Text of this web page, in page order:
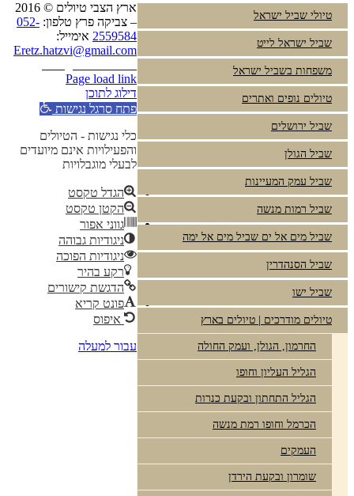
טיולי שביל ישראל
שביל ישראל לייט
משפחות בשביל ישראל
טיולים נופים ואתרים
שביל ירושלים
שביל הגולן
שביל עמק המעיינות
שביל רמות מנשה
שביל מים אל ים שביל מים אל ימה
שביל הסנהדרין
שביל ישו
טיולים מודרכים | טיולים בארץ
החרמון, הגולן, ועמק החולה
הגליל העליון וחופו
הגליל התחתון ובקעת כנרות
הכרמל וחופו רמת מנשה
העמקים
שומרון ובקעת הירדן
ארץ הצבי טיולים © 2016
– צביקה פרץ טלפון: 052-
2559584 אימייל:
Eretz.hatzvi@gmail.com
Page load link
דילוג לתוכן
פתח סרגל נגישות
כלי נגישות - הטיולים
והפעילויות אינם מיועדים
לבעלי מוגבלויות
הגדל טקסט
הקטן טקסט
גווני אפור
ניגודיות גבוהה
ניגודיות הפוכה
רקע בהיר
הדגשת קישורים
פונט קריא
איפוס
עבור למעלה